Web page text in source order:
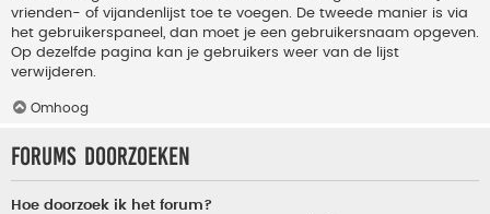
vrienden- of vijandenlijst toe te voegen. De tweede manier is via
het gebruikerspaneel, dan moet je een gebruikersnaam opgeven.
Op dezelfde pagina kan je gebruikers weer van de lijst
verwijderen.
Omhoog
Forums doorzoeken
Hoe doorzoek ik het forum?